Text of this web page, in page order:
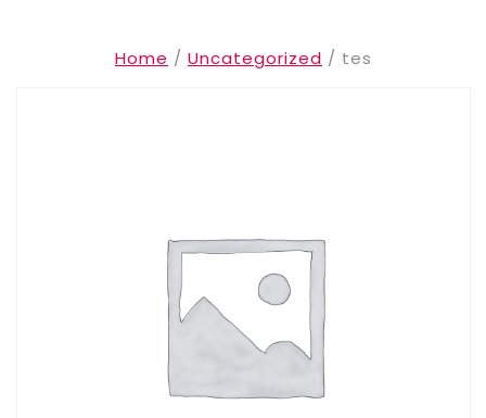
Home / Uncategorized / tes